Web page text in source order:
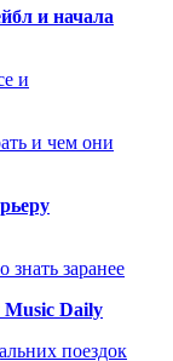
и начала
и
и чем они
заранее
Music Daily
поездок